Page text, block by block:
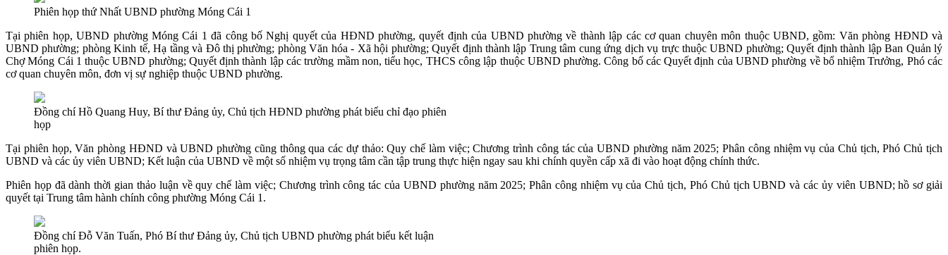
Phiên họp thứ Nhất UBND phường Móng Cái 1
Tại phiên họp, UBND phường Móng Cái 1 đã công bố Nghị quyết của HĐND phường, quyết định của UBND phường về thành lập các cơ quan chuyên môn thuộc UBND, gồm: Văn phòng HĐND và
UBND phường; phòng Kinh tế, Hạ tầng và Đô thị phường; phòng Văn hóa - Xã hội phường; Quyết định thành lập Trung tâm cung ứng dịch vụ trực thuộc UBND phường; Quyết định thành lập Ban Quản lý
Chợ Móng Cái 1 thuộc UBND phường; Quyết định thành lập các trường mầm non, tiểu học, THCS công lập thuộc UBND phường. Công bố các Quyết định của UBND phường về bổ nhiệm Trưởng, Phó các
cơ quan chuyên môn, đơn vị sự nghiệp thuộc UBND phường.
Đồng chí Hồ Quang Huy, Bí thư Đảng ủy, Chủ tịch HĐND phường phát biểu chỉ đạo phiên
họp
Tại phiên họp, Văn phòng HĐND và UBND phường cũng thông qua các dự thảo: Quy chế làm việc; Chương trình công tác của UBND phường năm 2025; Phân công nhiệm vụ của Chủ tịch, Phó Chủ tịch
UBND và các ủy viên UBND; Kết luận của UBND về một số nhiệm vụ trọng tâm cần tập trung thực hiện ngay sau khi chính quyền cấp xã đi vào hoạt động chính thức.
Phiên họp đã dành thời gian thảo luận về quy chế làm việc; Chương trình công tác của UBND phường năm 2025; Phân công nhiệm vụ của Chủ tịch, Phó Chủ tịch UBND và các ủy viên UBND; hồ sơ giải
quyết tại Trung tâm hành chính công phường Móng Cái 1.
Đồng chí Đỗ Văn Tuấn, Phó Bí thư Đảng ủy, Chủ tịch UBND phường phát biểu kết luận
phiên họp.